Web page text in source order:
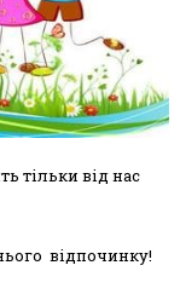
тільки від нас
відпочинку!